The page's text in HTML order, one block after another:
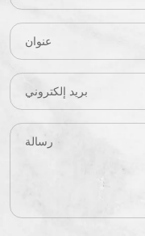
عنوان
بريد إلكتروني
رسالة